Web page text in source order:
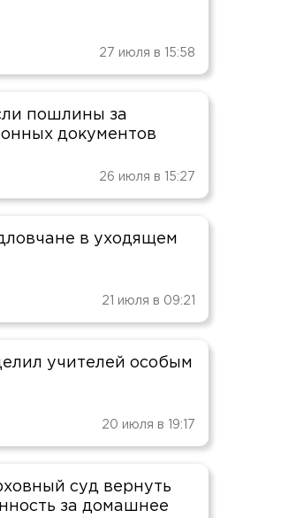
27 июля в 15:58
пошлины за
документов
26 июля в 15:27
в уходящем
21 июля в 09:21
учителей особым
20 июля в 19:17
суд вернуть
за домашнее